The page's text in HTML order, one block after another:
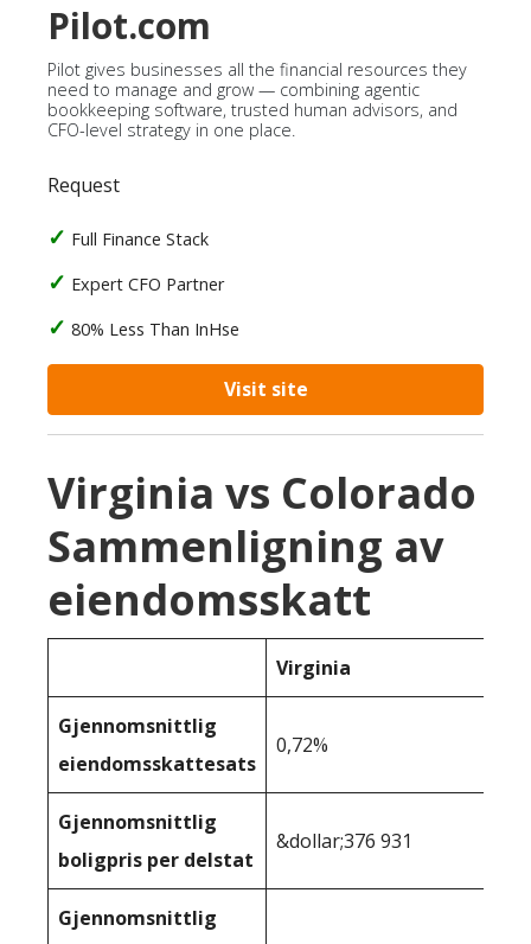
Pilot.com
Pilot gives businesses all the financial resources they
need to manage and grow — combining agentic
bookkeeping software, trusted human advisors, and
CFO-level strategy in one place.
Request
Full Finance Stack
Expert CFO Partner
80% Less Than InHse
Visit site
Virginia vs Colorado
Sammenligning av
eiendomsskatt
Virginia
Gjennomsnittlig
eiendomsskattesats
0,72%
Gjennomsnittlig
boligpris per delstat
&dollar;376 931
Gjennomsnittlig